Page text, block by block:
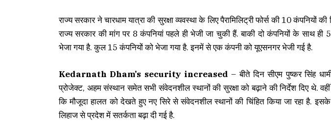
राज्य सरकार ने चारधाम यात्रा की सुरक्षा व्यवस्था के लिए पैरामिलिट्री फोर्स की 10 कंपनियों की
राज्य सरकार की मांग पर 8 कंपनियां पहले ही भेजी जा चुकी हैं. बाकी दो कंपनियों के साथ ही
भेजा गया है. कुल 15 कंपनियों को भेजा गया है. इनमें से एक कंपनी को यूएसनगर भेजी गई है.
Kedarnath Dham’s security increased – बीते दिन सीएम पुष्कर सिंह
प्रोजेक्ट, अहम संस्थान समेत सभी संवेदनशील स्थानों की सुरक्षा को बढ़ाने की निर्देश दिए थे.
कि मौजूदा हालत को देखते हुए नए सिरे से संवेदनशील स्थानों की चिंहित किया जा रहा है. इसके
लिहाज से प्रदेश में सतर्कता बढ़ा दी गई है.